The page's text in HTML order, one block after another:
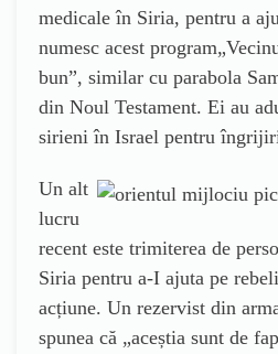
medicale în Siria, pentru a
numesc acest
bun”, similar cu parabola
din Noul Testament. Ei au
sirieni în Israel pentru
Un alt
lucru
recent este trimiterea de
Siria pentru a-I ajuta pe
acțiune. Un rezervist din
spunea că „aceștia sunt de